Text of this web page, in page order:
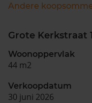
Andere
Grote Kerkstraat
Woonoppervlak
44 m2
Verkoopdatum
30 juni 2026